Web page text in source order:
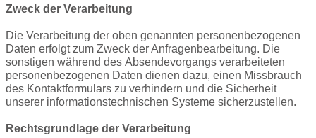
Zweck der Verarbeitung
Die Verarbeitung der oben genannten personenbezogenen
Daten erfolgt zum Zweck der Anfragenbearbeitung. Die
sonstigen während des Absendevorgangs verarbeiteten
personenbezogenen Daten dienen dazu, einen Missbrauch
des Kontaktformulars zu verhindern und die Sicherheit
unserer informationstechnischen Systeme sicherzustellen.
Rechtsgrundlage der Verarbeitung